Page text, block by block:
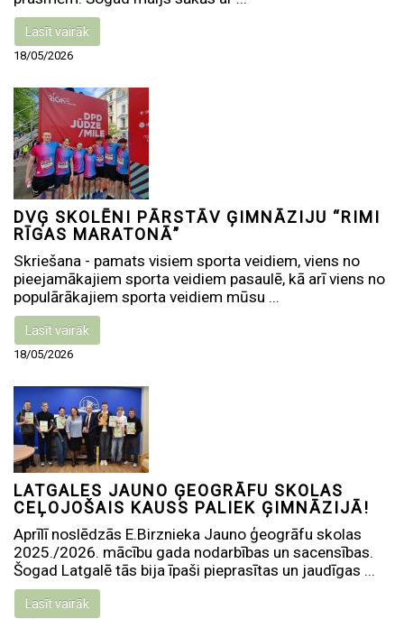
Lasīt vairāk
18/05/2026
DVĢ SKOLĒNI PĀRSTĀV ĢIMNĀZIJU “RIMI
RĪGAS MARATONĀ”
Skriešana - pamats visiem sporta veidiem, viens no
pieejamākajiem sporta veidiem pasaulē, kā arī viens no
populārākajiem sporta veidiem mūsu ...
Lasīt vairāk
18/05/2026
LATGALES JAUNO ĢEOGRĀFU SKOLAS
CEĻOJOŠAIS KAUSS PALIEK ĢIMNĀZIJĀ!
Aprīlī noslēdzās E.Birznieka Jauno ģeogrāfu skolas
2025./2026. mācību gada nodarbības un sacensības.
Šogad Latgalē tās bija īpaši pieprasītas un jaudīgas ...
Lasīt vairāk